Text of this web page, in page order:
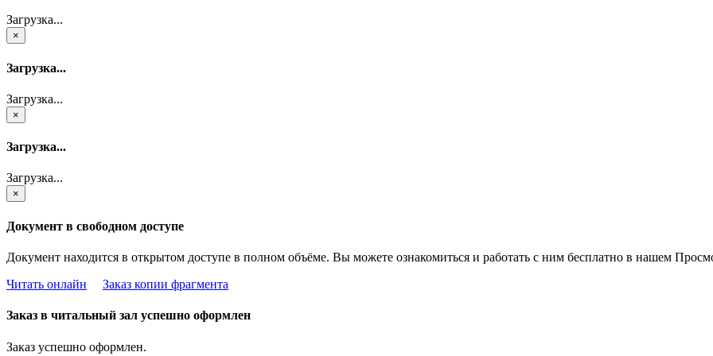
Загрузка...
×
Загрузка...
Загрузка...
×
Загрузка...
Загрузка...
×
Документ в свободном доступе
Документ находится в открытом доступе в полном объёме. Вы можете ознакомиться и работать с ним бесплатно в нашем
Читать онлайн
Заказ копии фрагмента
Заказ в читальный зал успешно оформлен
Заказ успешно оформлен.